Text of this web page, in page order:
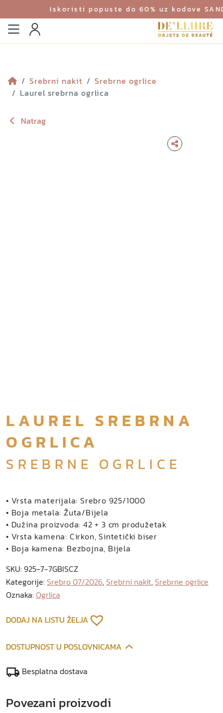
Iskoristi popuste do 60% uz kodove
Izbornik
Profil
Srebrni nakit
Srebrne ogrlice
Laurel srebrna ogrlica
Natrag
LAUREL SREBRNA
OGRLICA
SREBRNE OGRLICE
• Vrsta materijala: Srebro 925/1000
• Boja metala: Žuta/Bijela
• Dužina proizvoda: 42 + 3 cm produžetak
• Vrsta kamena: Cirkon, Sintetički biser
• Boja kamena: Bezbojna, Bijela
SKU: 925-7-7GBISCZ
Kategorije: Srebro 07/2026, Srebrni nakit, Srebrne ogrlice
Oznaka: Ogrlica
DODAJ NA LISTU ŽELJA
DOSTUPNOST U POSLOVNICAMA
Besplatna dostava
Povezani proizvodi